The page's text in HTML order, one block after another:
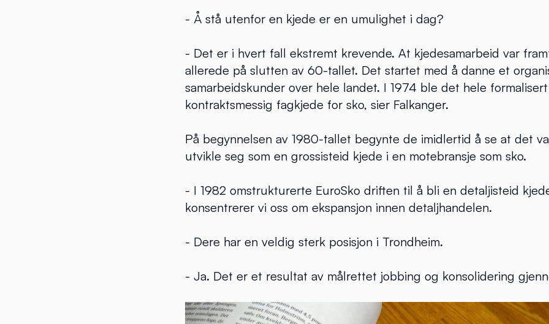
- Å stå utenfor en kjede er en umulighet i dag?
- Det er i hvert fall ekstremt krevende. At kjedesamarbeid var
allerede på slutten av 60-tallet. Det startet med å danne et
samarbeidskunder over hele landet. I 1974 ble det hele
kontraktsmessig fagkjede for sko, sier Falkanger.
På begynnelsen av 1980-tallet begynte de imidlertid å se at det
utvikle seg som en grossisteid kjede i en motebransje som sko.
- I 1982 omstrukturerte EuroSko driften til å bli en detaljisteid
konsentrerer vi oss om ekspansjon innen detaljhandelen.
- Dere har en veldig sterk posisjon i Trondheim.
- Ja. Det er et resultat av målrettet jobbing og konsolidering